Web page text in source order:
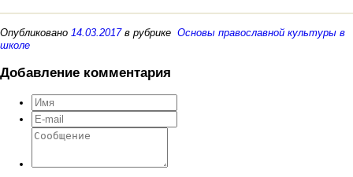
Опубликовано 14.03.2017в рубрике Основы православной культуры в
школе
Добавление комментария